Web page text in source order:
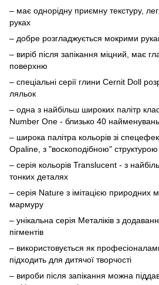
– має однорідну приємну текстуру,
руках
– добре розгладжується мокрими
– виріб після запікання міцний, має
поверхню
– спеціальні серії глини Cernit Doll
ляльок
– одна з найбільш широких палітр
Number One - близько 40 найменувань
– широка палітра кольорів зі
Opaline, з "воскоподібною" структурою
– серія кольорів Translucent - з
тонких деталях
– серія Nature з імітацією природних
мармуру
– унікальна серія Металіків з
пігментів
– використовується як
підходить для дитячої творчості
– вироби після запікання можна